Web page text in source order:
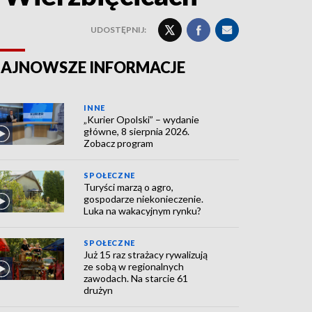
UDOSTĘPNIJ:
INFORMACJE
INNE
„Kurier Opolski” – wydanie
główne, 8 sierpnia 2026.
Zobacz program
SPOŁECZNE
Turyści marzą o agro,
gospodarze niekonieczenie.
Luka na wakacyjnym rynku?
SPOŁECZNE
Już 15 raz strażacy rywalizują
ze sobą w regionalnych
zawodach. Na starcie 61
drużyn